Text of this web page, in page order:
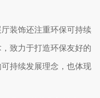
装饰还注重环保可持续
致力于打造环保友好的
持续发展理念，也体现